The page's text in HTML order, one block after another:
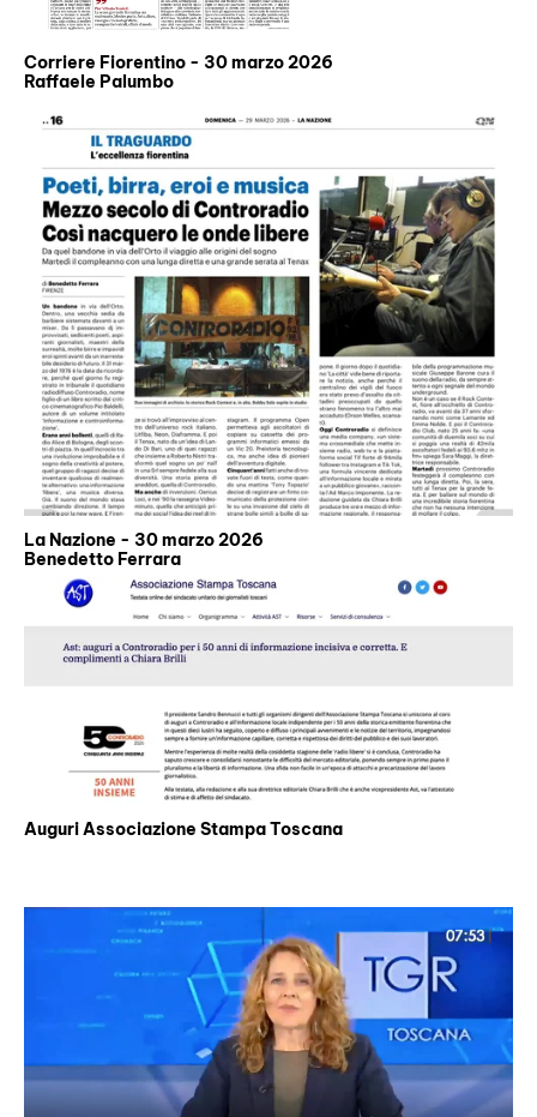
Corriere Fiorentino - 30 marzo 2026
Raffaele Palumbo
La Nazione - 30 marzo 2026
Benedetto Ferrara
Auguri Associazione Stampa Toscana